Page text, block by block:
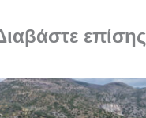
επίσης